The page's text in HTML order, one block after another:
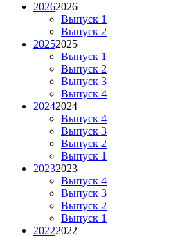
20262026
Выпуск 1
Выпуск 2
20252025
Выпуск 1
Выпуск 2
Выпуск 3
Выпуск 4
20242024
Выпуск 4
Выпуск 3
Выпуск 2
Выпуск 1
20232023
Выпуск 4
Выпуск 3
Выпуск 2
Выпуск 1
20222022